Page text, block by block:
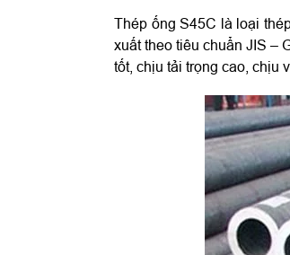
Thép ống S45C là loại
xuất theo tiêu chuẩn JIS –
tốt, chịu tải trọng cao, chịu